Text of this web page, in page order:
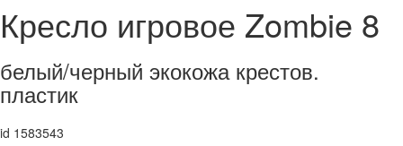
Кресло игровое Zombie 8
белый/черный экокожа крестов.
пластик
id 1583543